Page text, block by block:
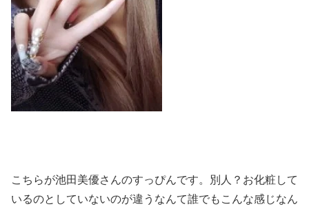
こちらが池田美優さんのすっぴんです。別人？お化粧して
いるのとしていないのが違うなんて誰でもこんな感じなん